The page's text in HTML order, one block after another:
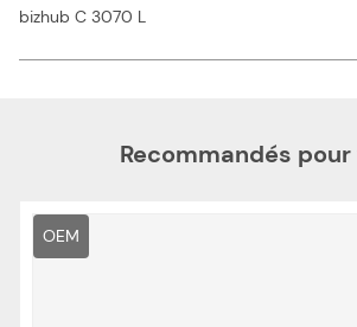
bizhub C 3070 L
Recommandés pour
OEM